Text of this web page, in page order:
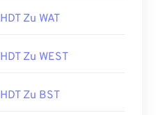
HDT Zu WAT
HDT Zu WEST
HDT Zu BST